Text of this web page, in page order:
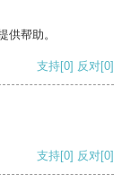
供帮助。
支持[0] 反对[0]
支持[0] 反对[0]